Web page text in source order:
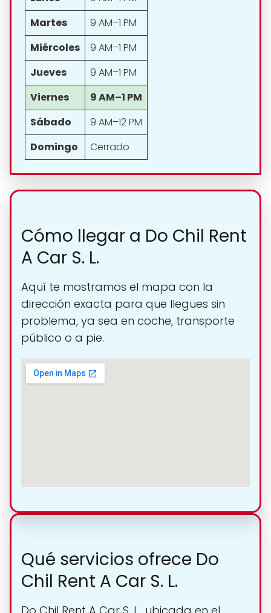
Martes
9 AM–1 PM
Miércoles
9 AM–1 PM
Jueves
9 AM–1 PM
Viernes
9 AM–1 PM
Sábado
9 AM–12 PM
Domingo
Cerrado
Cómo llegar a Do Chil Rent
A Car S. L.
Aquí te mostramos el mapa con la
dirección exacta para que llegues sin
problema, ya sea en coche, transporte
público o a pie.
Qué servicios ofrece Do
Chil Rent A Car S. L.